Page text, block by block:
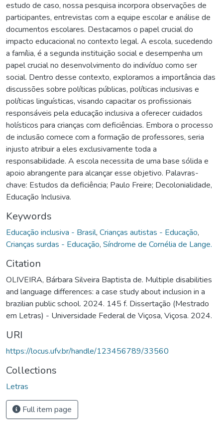
estudo de caso, nossa pesquisa incorpora observações de
participantes, entrevistas com a equipe escolar e análise de
documentos escolares. Destacamos o papel crucial do
impacto educacional no contexto legal. A escola, sucedendo
a família, é a segunda instituição social e desempenha um
papel crucial no desenvolvimento do indivíduo como ser
social. Dentro desse contexto, exploramos a importância das
discussões sobre políticas públicas, políticas inclusivas e
políticas linguísticas, visando capacitar os profissionais
responsáveis pela educação inclusiva a oferecer cuidados
holísticos para crianças com deficiências. Embora o processo
de inclusão comece com a formação de professores, seria
injusto atribuir a eles exclusivamente toda a
responsabilidade. A escola necessita de uma base sólida e
apoio abrangente para alcançar esse objetivo. Palavras-
chave: Estudos da deficiência; Paulo Freire; Decolonialidade,
Educação Inclusiva.
Keywords
Educação inclusiva - Brasil, Crianças autistas - Educação,
Crianças surdas - Educação, Síndrome de Cornélia de Lange.
Citation
OLIVEIRA, Bárbara Silveira Baptista de. Multiple disabilities
and language differences: a case study about inclusion in a
brazilian public school. 2024. 145 f. Dissertação (Mestrado
em Letras) - Universidade Federal de Viçosa, Viçosa. 2024.
URI
https://locus.ufv.br/handle/123456789/33560
Collections
Letras
Full item page